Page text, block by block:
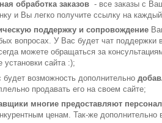
обработка заказов - все заказы с
и Вы легко получите ссылку на
поддержку и сопровождение
вопросах. У Вас будет чат поддержки
можете обращаться за
установки сайта :);
будет возможность дополнительно
продавать его на своем сайте;
многие предоставляют
ценам. Так-же